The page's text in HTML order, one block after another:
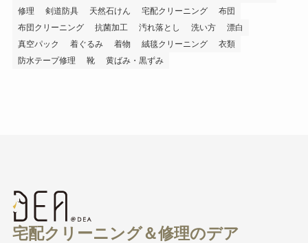
修理
剣道防具 天然石けん 宅配クリーニング
布団
布団クリーニング
抗菌加工 汚れ落とし 洗い方
漂白
真空パック
着ぐるみ 着物 絨毯クリーニング
衣類
防水テープ修理
靴 黄ばみ・黒ずみ
宅配クリーニング＆修理のデア